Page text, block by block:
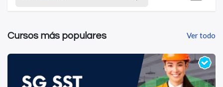
Ver todo
Cursos más populares